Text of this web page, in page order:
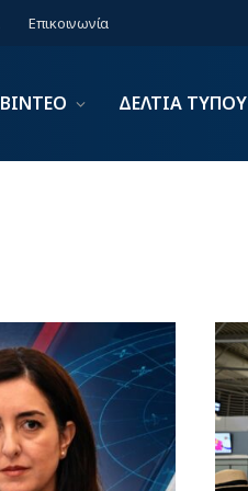
Επικοινωνία
ΒΙΝΤΕΟ ΔΕΛΤΙΑ ΤΥΠΟΥ